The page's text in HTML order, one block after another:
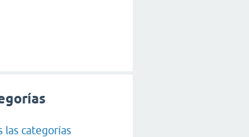
las categorías